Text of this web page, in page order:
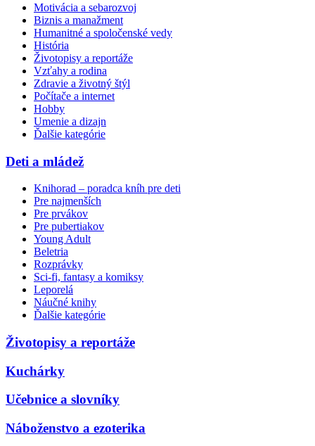
Motivácia a sebarozvoj
Biznis a manažment
Humanitné a spoločenské vedy
História
Životopisy a reportáže
Vzťahy a rodina
Zdravie a životný štýl
Počítače a internet
Hobby
Umenie a dizajn
Ďalšie kategórie
Deti a mládež
Knihorad – poradca kníh pre deti
Pre najmenších
Pre prvákov
Pre pubertiakov
Young Adult
Beletria
Rozprávky
Sci-fi, fantasy a komiksy
Leporelá
Náučné knihy
Ďalšie kategórie
Životopisy a reportáže
Kuchárky
Učebnice a slovníky
Náboženstvo a ezoterika